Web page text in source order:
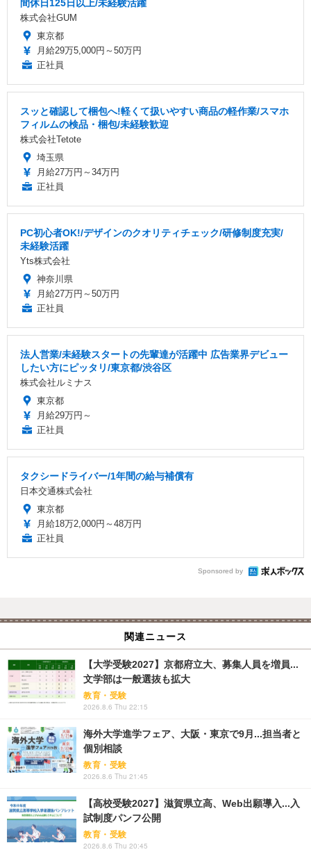
間休日125日以上/未経験活躍
株式会社GUM
東京都
月給29万5,000円～50万円
正社員
スッと確認して梱包へ!軽くて扱いやすい商品の軽作業/スマホ
フィルムの検品・梱包/未経験歓迎
株式会社Tetote
埼玉県
月給27万円～34万円
正社員
PC初心者OK!/デザインのクオリティチェック/研修制度充実/
未経験活躍
Yts株式会社
神奈川県
月給27万円～50万円
正社員
法人営業/未経験スタートの先輩達が活躍中 広告業界デビュー
したい方にピッタリ/東京都/渋谷区
株式会社ルミナス
東京都
月給29万円～
正社員
タクシードライバー/1年間の給与補償有
日本交通株式会社
東京都
月給18万2,000円～48万円
正社員
Sponsored by
関連ニュース
【大学受験2027】京都府立大、募集人員を増員...
文学部は一般選抜も拡大
教育・受験
2026.8.6 Thu 22:15
海外大学進学フェア、大阪・東京で9月...担当者と
個別相談
教育・受験
2026.8.6 Thu 21:45
【高校受験2027】滋賀県立高、Web出願導入...入
試制度パンフ公開
教育・受験
2026.8.6 Thu 20:45